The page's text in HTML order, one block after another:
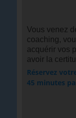
Vous venez
coaching,
acquérir vos
avoir la
Réservez
45 minutes